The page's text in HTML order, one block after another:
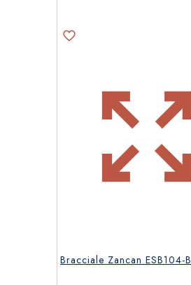
Bracciale Zancan ESB104-B